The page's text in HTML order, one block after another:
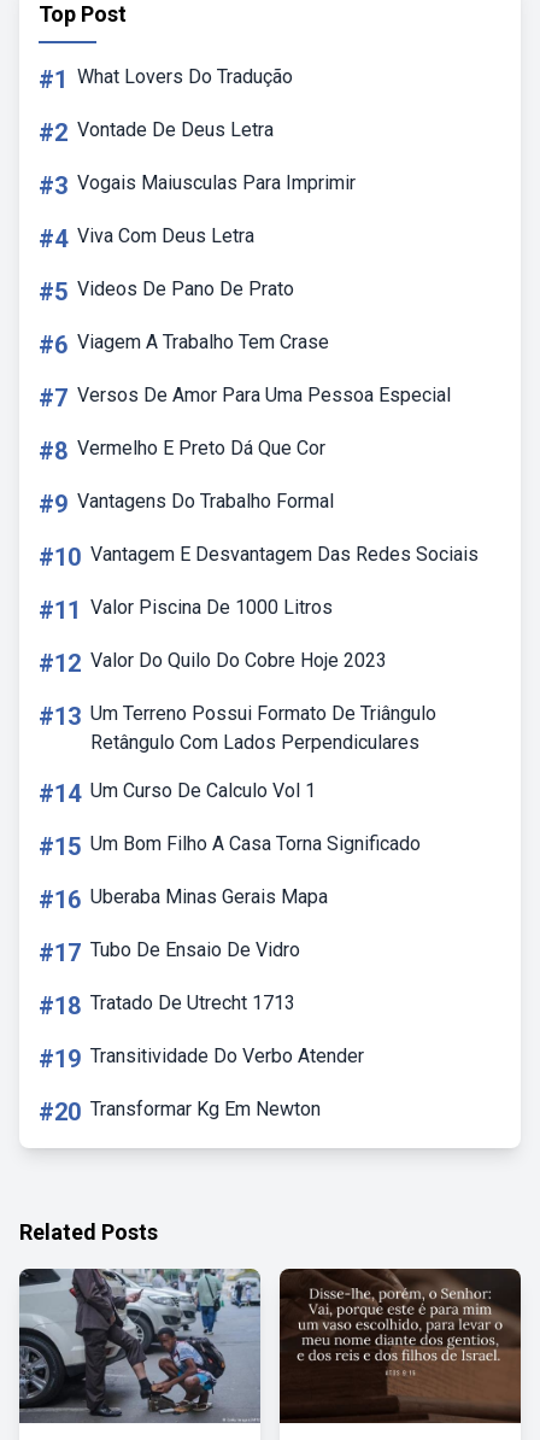
Top Post
#1 What Lovers Do Tradução
#2 Vontade De Deus Letra
#3 Vogais Maiusculas Para Imprimir
#4 Viva Com Deus Letra
#5 Videos De Pano De Prato
#6 Viagem A Trabalho Tem Crase
#7 Versos De Amor Para Uma Pessoa Especial
#8 Vermelho E Preto Dá Que Cor
#9 Vantagens Do Trabalho Formal
#10 Vantagem E Desvantagem Das Redes Sociais
#11 Valor Piscina De 1000 Litros
#12 Valor Do Quilo Do Cobre Hoje 2023
#13 Um Terreno Possui Formato De Triângulo
Retângulo Com Lados Perpendiculares
#14 Um Curso De Calculo Vol 1
#15 Um Bom Filho A Casa Torna Significado
#16 Uberaba Minas Gerais Mapa
#17 Tubo De Ensaio De Vidro
#18 Tratado De Utrecht 1713
#19 Transitividade Do Verbo Atender
#20 Transformar Kg Em Newton
Related Posts